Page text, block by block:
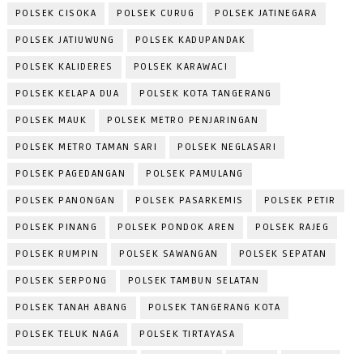
POLSEK CISOKA POLSEK CURUG POLSEK JATINEGARA
POLSEK JATIUWUNG POLSEK KADUPANDAK
POLSEK KALIDERES POLSEK KARAWACI
POLSEK KELAPA DUA POLSEK KOTA TANGERANG
POLSEK MAUK POLSEK METRO PENJARINGAN
POLSEK METRO TAMAN SARI POLSEK NEGLASARI
POLSEK PAGEDANGAN POLSEK PAMULANG
POLSEK PANONGAN POLSEK PASARKEMIS POLSEK PETIR
POLSEK PINANG POLSEK PONDOK AREN POLSEK RAJEG
POLSEK RUMPIN POLSEK SAWANGAN POLSEK SEPATAN
POLSEK SERPONG POLSEK TAMBUN SELATAN
POLSEK TANAH ABANG POLSEK TANGERANG KOTA
POLSEK TELUK NAGA POLSEK TIRTAYASA